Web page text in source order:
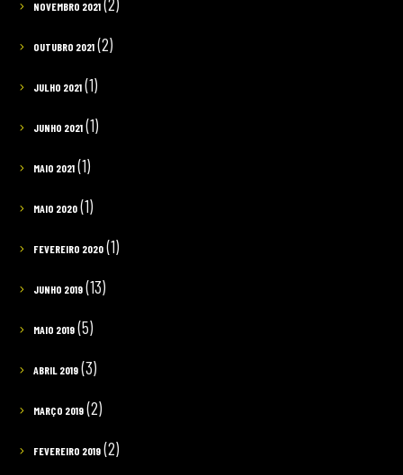
NOVEMBRO 2021
OUTUBRO 2021(2)
JULHO 2021(1)
JUNHO 2021(1)
MAIO 2021(1)
MAIO 2020(1)
FEVEREIRO 2020(1)
JUNHO 2019(13)
MAIO 2019(5)
ABRIL 2019(3)
MARÇO 2019(2)
FEVEREIRO 2019(2)